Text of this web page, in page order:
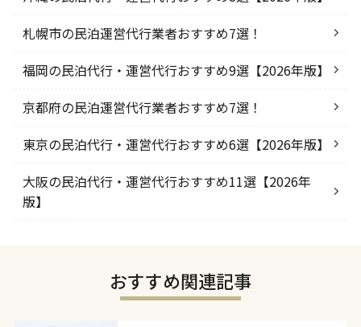
札幌市の民泊運営代行業者おすすめ7選！
福岡の民泊代行・運営代行おすすめ9選【2026年版】
京都府の民泊運営代行業者おすすめ7選！
東京の民泊代行・運営代行おすすめ6選【2026年版】
大阪の民泊代行・運営代行おすすめ11選【2026年
版】
おすすめ関連記事